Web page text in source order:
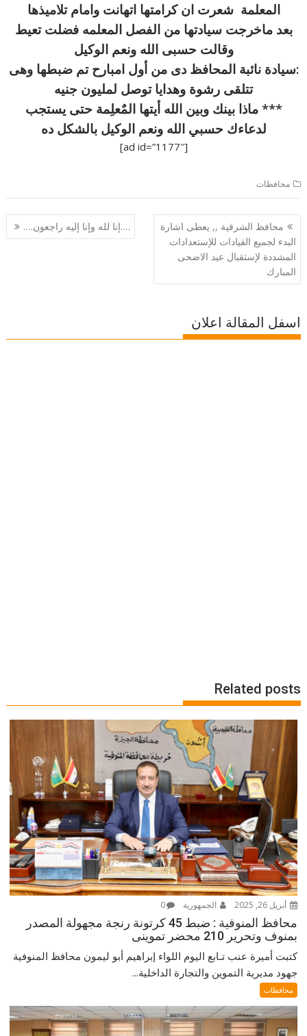
المعلمة شعرت ان كرامتها اتهانت وامام تلاميذها
بعد ماخرجت سيادتها من الفصل المعلمه فضلت تعيط
وقالت حسبى الله ونعم الوكيل
:سيادة نائبة المحافظ دى من أول امبارح تم ضبطها وهى
تتلقى رشوة وهدايا توصل لمليون جنيه
*** ماذا بينك وبين الله أيتها المٌعلِمة حتى يستجب
لدعاءك حسبي الله ونعم الوكيل بالشكل ده
[ad id=”1177″]
محافظات
تصفّح
المقالات
محافظ الشرقية ,, يعطى اشارة
البدء لجميع القيادات للإستعدادات
المشددة لإستقبال عيد الاضحى
المبارك
….إنا لله وإنا إليه راجعون….
اسفل المقالة اعلان
Related posts
أبريل 26, 2025 الجمهورية 0
محافظ المنوفية : ضبط 45 كرتونة رنجة مجهولة المصدر
بمنوف وتحرير 210 محضر تموينى
كتبت أميرة عنب تـابع اليوم اللواء إبراهيم أبو ليمون محافظ المنوفية
جهود مديرية التموين والتجارة الداخلية...
محافظات